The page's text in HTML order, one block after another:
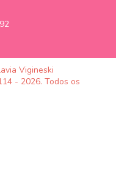
Vigineski
- 2026. Todos os